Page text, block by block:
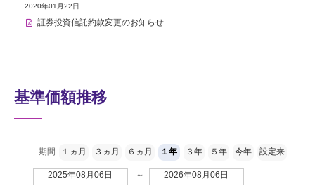
2020年01月22日
証券投資信託約款変更のお知らせ
基準価額推移
期間 １ヵ月 ３ヵ月 ６ヵ月 １年 ３年 ５年 今年 設定来
2025年08月06日 ～ 2026年08月06日